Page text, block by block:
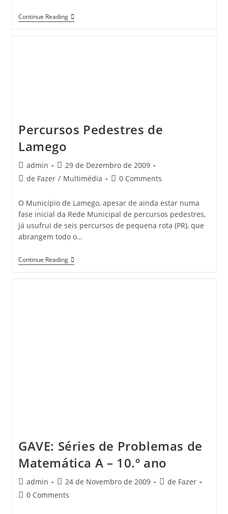
Continue Reading1.º
D
Percursos Pedestres de
Lamego
Post
author:
admin
Post
published:
29 de Dezembro de 2009
Postde Fazer / Multimédia
Post0 Comments
O Município de Lamego, apesar de ainda estar numa
fase inicial da Rede Municipal de percursos pedestres,
já usufrui de seis percursos de pequena rota (PR), que
abrangem todo o…
Continue ReadingPercursos
Pedestres
GAVE: Séries de Problemas de
Matemática A – 10.º ano
Post
author:
admin
Post
published:
24 de Novembro de 2009
Postde Fazer
Post0 Comments